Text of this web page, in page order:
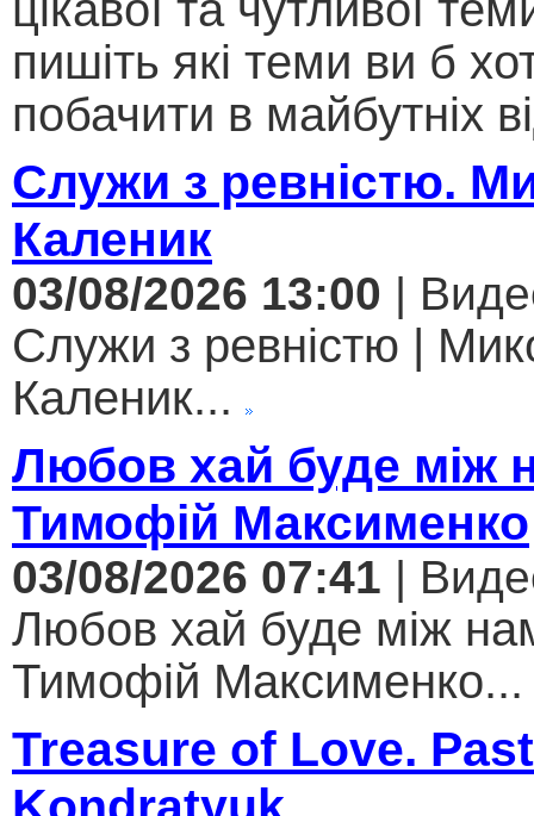
пишіть які теми ви б
побачити в майбутніх
Служи з ревністю.
Каленик
03/08/2026 13:00 |
Служи з ревністю |
Каленик...
Любов хай буде між
Тимофій Максименко
03/08/2026 07:41 |
Любов хай буде між
Тимофій Максименко...
Treasure of Love.